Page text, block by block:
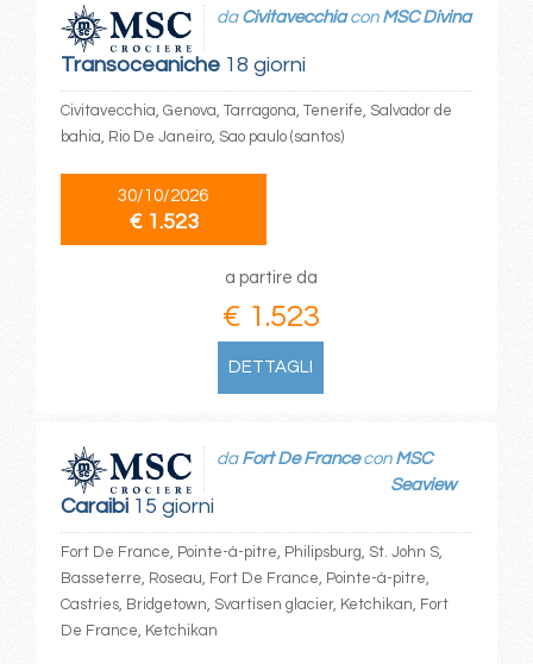
Transoceaniche18 giorni
da Civitavecchiacon MSC Divina
Civitavecchia, Genova, Tarragona, Tenerife, Salvador de
bahia, Rio De Janeiro, Sao paulo (santos)
30/10/2026
€ 1.523
a partire da
€ 1.523
DETTAGLI
Caraibi15 giorni
da Fort De Francecon MSC
Seaview
Fort De France, Pointe-à-pitre, Philipsburg, St. John S,
Basseterre, Roseau, Fort De France, Pointe-à-pitre,
Castries, Bridgetown, Svartisen glacier, Ketchikan, Fort
De France, Ketchikan